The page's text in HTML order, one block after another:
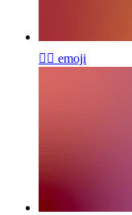
❤️‍🔥 emoji